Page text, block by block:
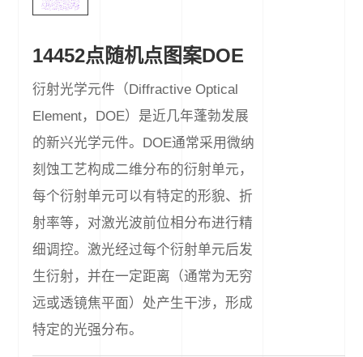
14452点随机点图案DOE
衍射光学元件（Diffractive Optical
Element，DOE）是近几年蓬勃发展
的新兴光学元件。DOE通常采用微纳
刻蚀工艺构成二维分布的衍射单元，
每个衍射单元可以有特定的形貌、折
射率等，对激光波前位相分布进行精
细调控。激光经过每个衍射单元后发
生衍射，并在一定距离（通常为无穷
远或透镜焦平面）处产生干涉，形成
特定的光强分布。